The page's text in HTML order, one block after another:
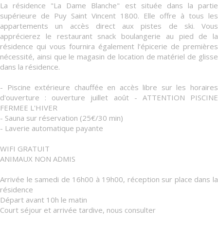
La résidence "La Dame Blanche" est située dans la partie
supérieure de Puy Saint Vincent 1800. Elle offre à tous les
appartements un accès direct aux pistes de ski. Vous
apprécierez le restaurant snack boulangerie au pied de la
résidence qui vous fournira également l’épicerie de premières
nécessité, ainsi que le magasin de location de matériel de glisse
dans la résidence.
- Piscine extérieure chauffée en accès libre sur les horaires
d'ouverture : ouverture juillet août - ATTENTION PISCINE
FERMEE L'HIVER
- Sauna sur réservation (25€/30 min)
- Laverie automatique payante
WIFI GRATUIT
ANIMAUX NON ADMIS
Arrivée le samedi de 16h00 à 19h00, réception sur place dans la
résidence
Départ avant 10h le matin
Court séjour et arrivée tardive, nous consulter